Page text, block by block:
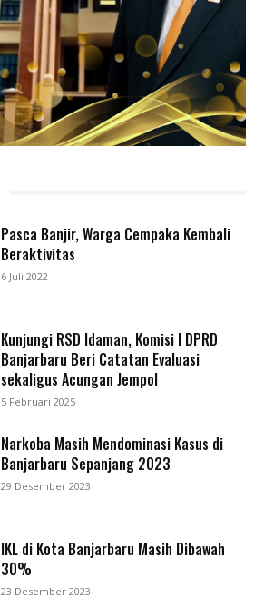
Pasca Banjir, Warga Cempaka Kembali
Beraktivitas
6 Juli 2022
Kunjungi RSD Idaman, Komisi I DPRD
Banjarbaru Beri Catatan Evaluasi
sekaligus Acungan Jempol
5 Februari 2025
Narkoba Masih Mendominasi Kasus di
Banjarbaru Sepanjang 2023
29 Desember 2023
IKL di Kota Banjarbaru Masih Dibawah
30%
23 Desember 2023